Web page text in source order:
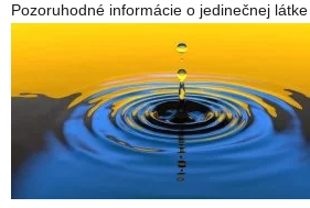
Pozoruhodné informácie o jedinečnej